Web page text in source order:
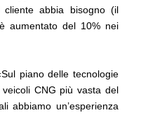
abbia bisogno (il
aumentato del 10% nei
piano delle tecnologie
CNG più vasta del
abbiamo un’esperienza